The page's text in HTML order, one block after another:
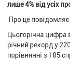
лише 4% від усіх
Про це
Цьогорічна цифра
річний рекорд у
порівнянні з 105